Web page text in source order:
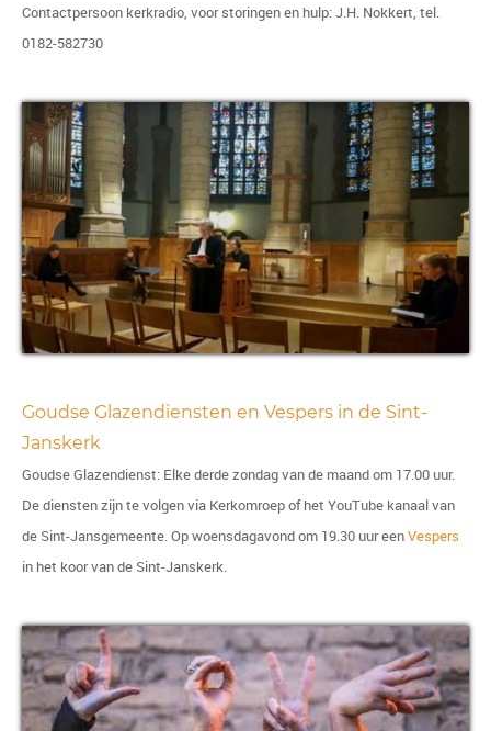
Contactpersoon kerkradio, voor storingen en hulp: J.H. Nokkert, tel.
0182-582730
Goudse Glazendiensten en Vespers in de Sint-
Janskerk
Goudse Glazendienst: Elke derde zondag van de maand om 17.00 uur.
De diensten zijn te volgen via Kerkomroep of het YouTube kanaal van
de Sint-Jansgemeente. Op woensdagavond om 19.30 uur eenVespers
in het koor van de Sint-Janskerk.